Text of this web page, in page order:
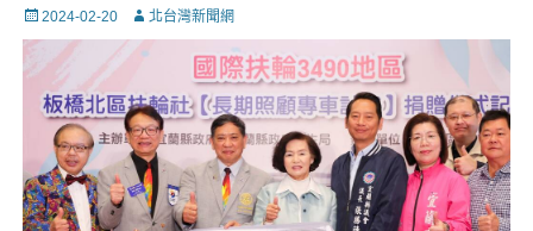
Posted
on
2024-02-20 Autor北台灣新聞網